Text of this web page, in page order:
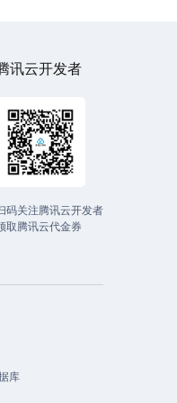
讯云开发者
码关注腾讯云开发者
取腾讯云代金券
库